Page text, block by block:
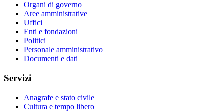
Organi di governo
Aree amministrative
Uffici
Enti e fondazioni
Politici
Personale amministrativo
Documenti e dati
Servizi
Anagrafe e stato civile
Cultura e tempo libero